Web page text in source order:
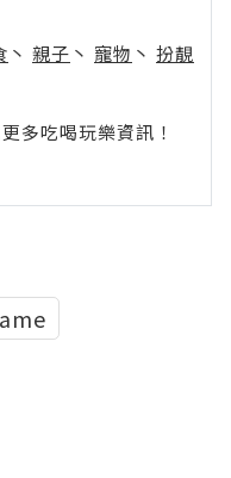
丶 親子 丶 寵物 丶 扮靚
多吃喝玩樂資訊！